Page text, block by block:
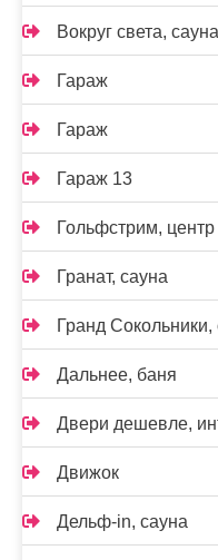
Вокруг света, сауна
Гараж
Гараж
Гараж 13
Гольфстрим,
Гранат, сауна
Гранд Сокольники,
Дальнее, баня
Двери дешевле,
Движок
Дельф-in, сауна